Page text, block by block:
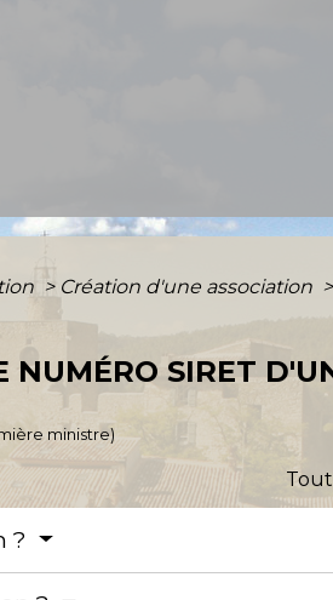
> Création d'une association >
NUMÉRO SIRET
ministre)
?